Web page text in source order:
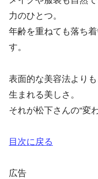
力のひとつ。
年齢を重ねても落ち
す。
表面的な美容法より
生まれる美しさ。
それが松下さんの“変
目次に戻る
広告